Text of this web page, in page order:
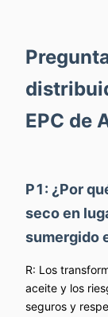
EPC de
P1: ¿Por
seco en
sumergido
R: Los
aceite y los
seguros y